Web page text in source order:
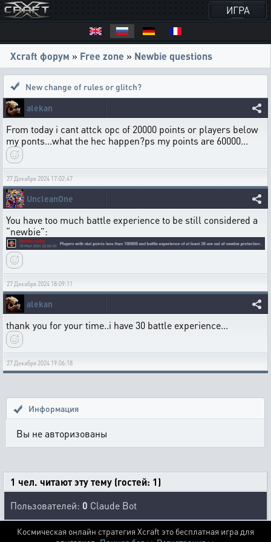
ИГРА
Xcraft форум » Free zone » Newbie questions
New change of rules or glitch?
alekan
From today i cant attck opc of 20000 points or players below
my ponts...what the hec happen?ps my points are 60000...
27 Декабря 2024 17:02:47
UncleanOne
You have too much battle experience to be still considered a
“newbie”:
27 Декабря 2024 18:09:11
alekan
thank you for your time..i have 30 battle experience...
27 Декабря 2024 19:06:18
Информация
Вы не авторизованы
1 чел. читают эту тему (гостей: 1)
Пользователей: 0 Claude Bot
Космическая онлайн стратегия Xcraft это бесплатная игра для